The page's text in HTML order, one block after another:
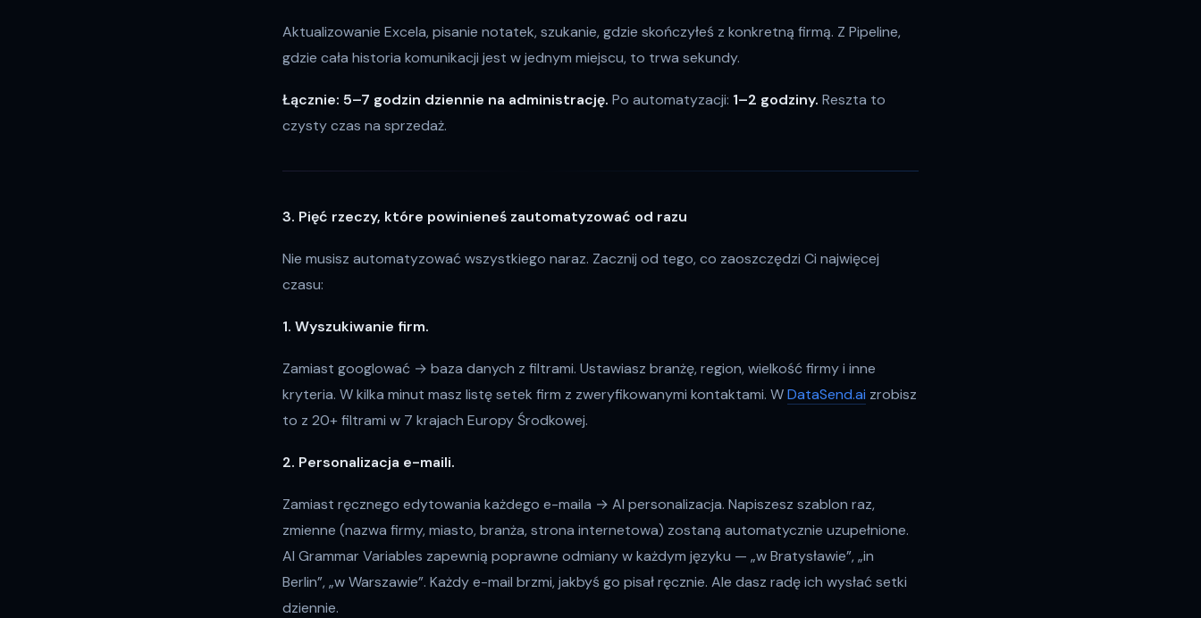
Aktualizowanie Excela, pisanie notatek, szukanie, gdzie skończyłeś z konkretną firmą. Z Pipeline,
gdzie cała historia komunikacji jest w jednym miejscu, to trwa sekundy.
Łącznie: 5–7 godzin dziennie na administrację. Po automatyzacji: 1–2 godziny. Reszta to
czysty czas na sprzedaż.
3. Pięć rzeczy, które powinieneś zautomatyzować od razu
Nie musisz automatyzować wszystkiego naraz. Zacznij od tego, co zaoszczędzi Ci najwięcej
czasu:
1. Wyszukiwanie firm.
Zamiast googlować → baza danych z filtrami. Ustawiasz branżę, region, wielkość firmy i inne
kryteria. W kilka minut masz listę setek firm z zweryfikowanymi kontaktami. WDataSend.ai zrobisz
to z 20+ filtrami w 7 krajach Europy Środkowej.
2. Personalizacja e-maili.
Zamiast ręcznego edytowania każdego e-maila → AI personalizacja. Napiszesz szablon raz,
zmienne (nazwa firmy, miasto, branża, strona internetowa) zostaną automatycznie uzupełnione.
AI Grammar Variables zapewnią poprawne odmiany w każdym języku — „w Bratysławie”, „in
Berlin”, „w Warszawie”. Każdy e-mail brzmi, jakbyś go pisał ręcznie. Ale dasz radę ich wysłać setki
dziennie.